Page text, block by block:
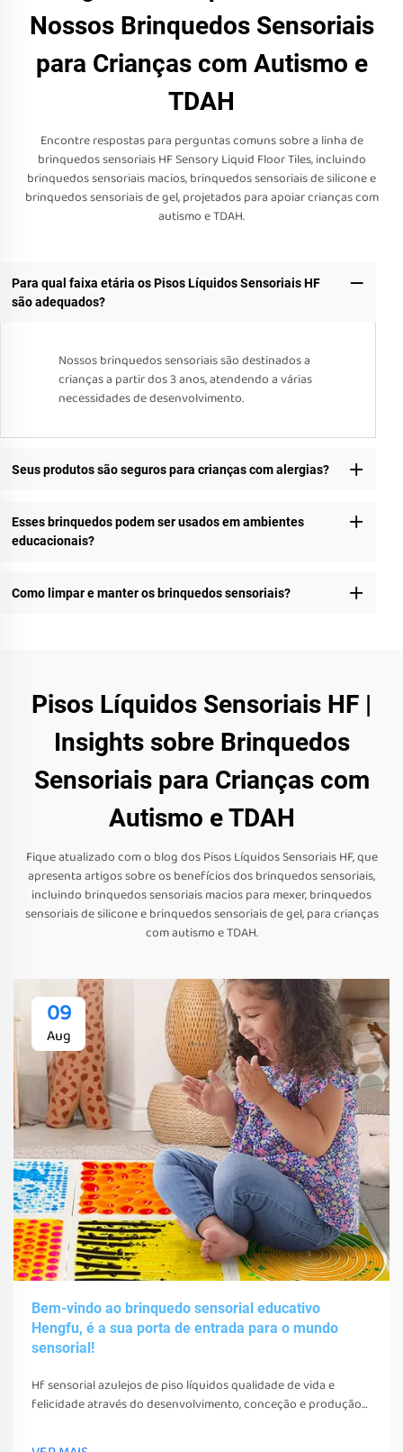
Nossos Brinquedos Sensoriais
para Crianças com Autismo e
TDAH
Encontre respostas para perguntas comuns sobre a linha de
brinquedos sensoriais HF Sensory Liquid Floor Tiles, incluindo
brinquedos sensoriais macios, brinquedos sensoriais de silicone e
brinquedos sensoriais de gel, projetados para apoiar crianças com
autismo e TDAH.
Para qual faixa etária os Pisos Líquidos Sensoriais HF
são adequados?
Nossos brinquedos sensoriais são destinados a
crianças a partir dos 3 anos, atendendo a várias
necessidades de desenvolvimento.
Seus produtos são seguros para crianças com alergias?
Esses brinquedos podem ser usados em ambientes
educacionais?
Como limpar e manter os brinquedos sensoriais?
Pisos Líquidos Sensoriais HF |
Insights sobre Brinquedos
Sensoriais para Crianças com
Autismo e TDAH
Fique atualizado com o blog dos Pisos Líquidos Sensoriais HF, que
apresenta artigos sobre os benefícios dos brinquedos sensoriais,
incluindo brinquedos sensoriais macios para mexer, brinquedos
sensoriais de silicone e brinquedos sensoriais de gel, para crianças
com autismo e TDAH.
09
Aug
Bem-vindo ao brinquedo sensorial educativo
Hengfu, é a sua porta de entrada para o mundo
sensorial!
Hf sensorial azulejos de piso líquidos qualidade de vida e
felicidade através do desenvolvimento, conceção e produção